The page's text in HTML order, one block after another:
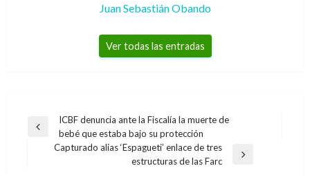
Juan Sebastián Obando
Ver todas las entradas
Navegación
Entrada
anterior
ICBF denuncia ante la Fiscalía la muerte de
bebé que estaba bajo su protección
Capturado alias ‘Espagueti’ enlace de tres
estructuras de las Farc